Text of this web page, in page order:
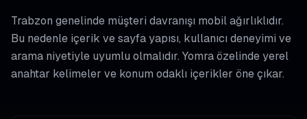
Trabzon genelinde müşteri davranışı mobil ağırlıklıdır.
Bu nedenle içerik ve sayfa yapısı, kullanıcı deneyimi ve
arama niyetiyle uyumlu olmalıdır. Yomra özelinde yerel
anahtar kelimeler ve konum odaklı içerikler öne çıkar.